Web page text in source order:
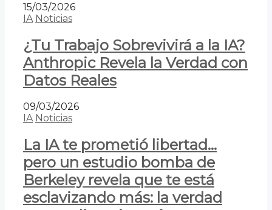
15/03/2026
IA Noticias
¿Tu Trabajo Sobrevivirá a la IA?
Anthropic Revela la Verdad con
Datos Reales
09/03/2026
IA Noticias
La IA te prometió libertad…
pero un estudio bomba de
Berkeley revela que te está
esclavizando más: la verdad